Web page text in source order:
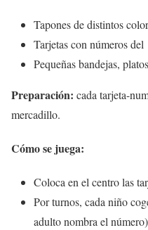
Tapones de distintos
Tarjetas con números del
Pequeñas bandejas,
Preparación: cada tarjeta-
mercadillo.
Cómo se juega:
Coloca en el centro las
Por turnos, cada niño
adulto nombra el